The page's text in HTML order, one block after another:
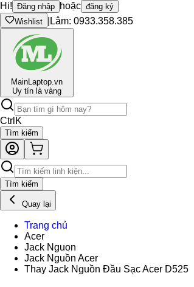
Hi! Đăng nhập hoặc đăng ký
Wishlist
Lâm: 0933.358.385
MainLaptop.vn
Uy tín là vàng
Ctrl K
Tìm kiếm
Tìm kiếm
Quay lại
Trang chủ
Acer
Jack Nguon
Jack Nguồn Acer
Thay Jack Nguồn Đầu Sạc Acer D525